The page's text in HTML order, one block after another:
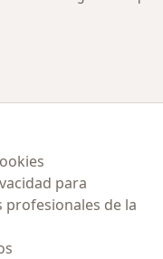
para
de la